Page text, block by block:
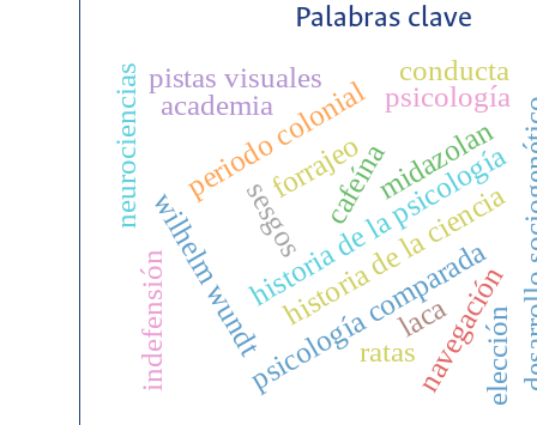
Palabras clave
historia de la psicología
wilhelm wundthistoria de la ciencia
periodo colonial
psicología comparada
laca
sesgos cafeínamidazolan
navegación
ratas
pistas visuales
psicología
conducta
neurociencias forrajeo
indefensión elección
academia